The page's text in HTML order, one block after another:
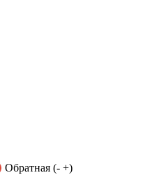
Обратная (- +)